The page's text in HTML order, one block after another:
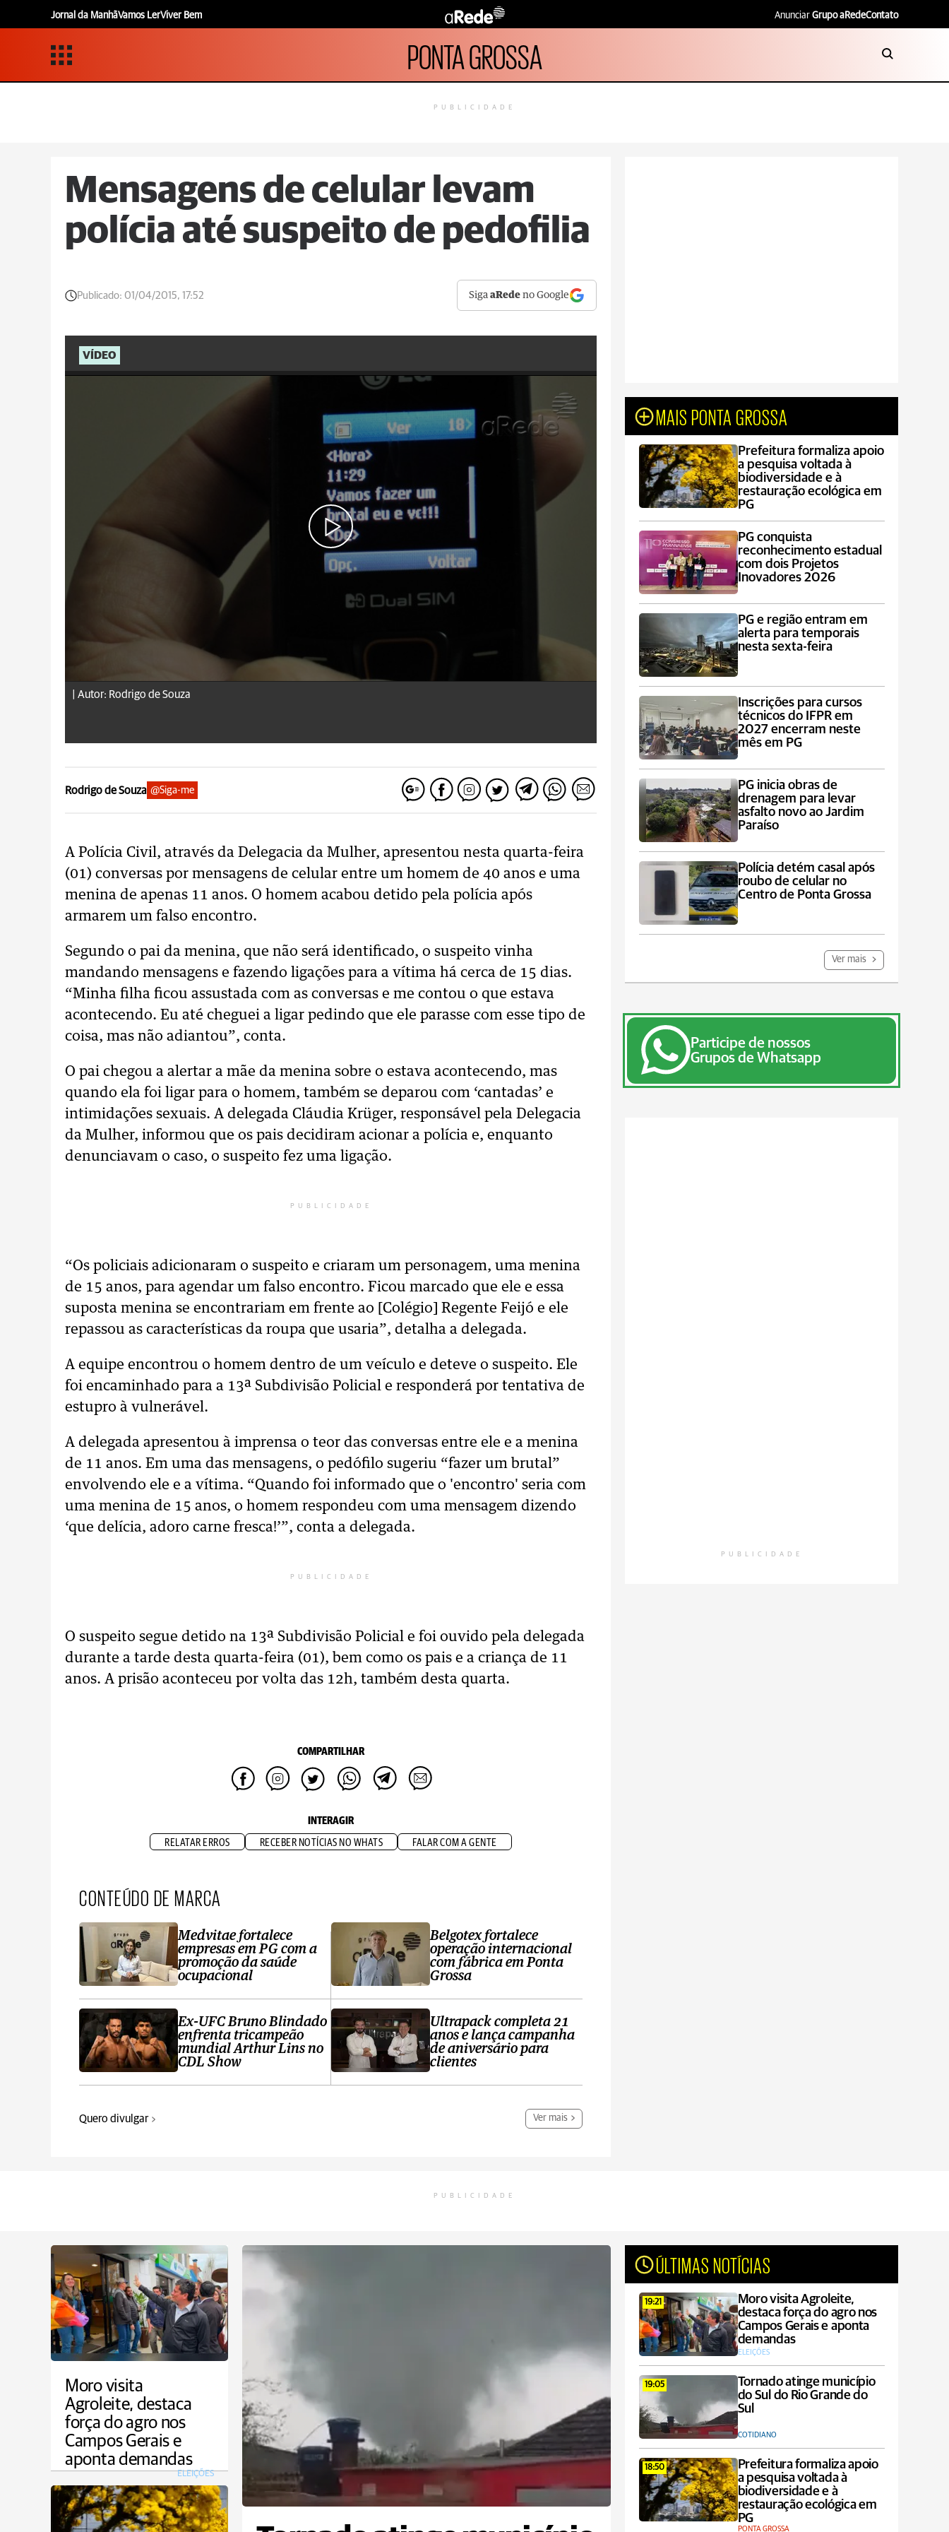
Jornal da ManhãVamos LerViver Bem Anunciar Grupo aRedeContato
PONTA GROSSA
PUBLICIDADE
Mensagens de celular levam
polícia até suspeito de pedofilia
Publicado: 01/04/2015, 17:52 SigaaRede no Google
VÍDEO
Autor: Rodrigo de Souza
Rodrigo de Souza @Siga-me
A Polícia Civil, através da Delegacia da Mulher, apresentou nesta quarta-feira
(01) conversas por mensagens de celular entre um homem de 40 anos e uma
menina de apenas 11 anos. O homem acabou detido pela polícia após
armarem um falso encontro.
Segundo o pai da menina, que não será identificado, o suspeito vinha
mandando mensagens e fazendo ligações para a vítima há cerca de 15 dias.
“Minha filha ficou assustada com as conversas e me contou o que estava
acontecendo. Eu até cheguei a ligar pedindo que ele parasse com esse tipo de
coisa, mas não adiantou”, conta.
O pai chegou a alertar a mãe da menina sobre o estava acontecendo, mas
quando ela foi ligar para o homem, também se deparou com ‘cantadas’ e
intimidações sexuais. A delegada Cláudia Krüger, responsável pela Delegacia
da Mulher, informou que os pais decidiram acionar a polícia e, enquanto
denunciavam o caso, o suspeito fez uma ligação.
PUBLICIDADE
“Os policiais adicionaram o suspeito e criaram um personagem, uma menina
de 15 anos, para agendar um falso encontro. Ficou marcado que ele e essa
suposta menina se encontrariam em frente ao [Colégio] Regente Feijó e ele
repassou as características da roupa que usaria”, detalha a delegada.
A equipe encontrou o homem dentro de um veículo e deteve o suspeito. Ele
foi encaminhado para a 13ª Subdivisão Policial e responderá por tentativa de
estupro à vulnerável.
A delegada apresentou à imprensa o teor das conversas entre ele e a menina
de 11 anos. Em uma das mensagens, o pedófilo sugeriu “fazer um brutal”
envolvendo ele e a vítima. “Quando foi informado que o 'encontro' seria com
uma menina de 15 anos, o homem respondeu com uma mensagem dizendo
‘que delícia, adoro carne fresca!’”, conta a delegada.
PUBLICIDADE
O suspeito segue detido na 13ª Subdivisão Policial e foi ouvido pela delegada
durante a tarde desta quarta-feira (01), bem como os pais e a criança de 11
anos. A prisão aconteceu por volta das 12h, também desta quarta.
COMPARTILHAR
INTERAGIR
RELATAR ERROS RECEBER NOTÍCIAS NO WHATS FALAR COM A GENTE
CONTEÚDO DE MARCA
Medvitae fortalece
empresas em PG com a
promoção da saúde
ocupacional
Ex-UFC Bruno Blindado
enfrenta tricampeão
mundial Arthur Lins no
CDL Show
Belgotex fortalece
operação internacional
com fábrica em Ponta
Grossa
Ultrapack completa 21
anos e lança campanha
de aniversário para
clientes
Quero divulgar Ver mais
MAIS PONTA GROSSA
Prefeitura formaliza apoio
a pesquisa voltada à
biodiversidade e à
restauração ecológica em
PG
PG conquista
reconhecimento estadual
com dois Projetos
Inovadores 2026
PG e região entram em
alerta para temporais
nesta sexta-feira
Inscrições para cursos
técnicos do IFPR em
2027 encerram neste
mês em PG
PG inicia obras de
drenagem para levar
asfalto novo ao Jardim
Paraíso
Polícia detém casal após
roubo de celular no
Centro de Ponta Grossa
Ver mais
Participe de nossos
Grupos de Whatsapp
PUBLICIDADE
PUBLICIDADE
Moro visita
Agroleite, destaca
força do agro nos
Campos Gerais e
aponta demandas
ELEIÇÕES
ÚLTIMAS NOTÍCIAS
19:21
Moro visita Agroleite,
destaca força do agro nos
Campos Gerais e aponta
demandas
ELEIÇÕES
19:05
Tornado atinge município
do Sul do Rio Grande do
Sul
COTIDIANO
18:50
Prefeitura formaliza apoio
a pesquisa voltada à
biodiversidade e à
restauração ecológica em
PG
PONTA GROSSA